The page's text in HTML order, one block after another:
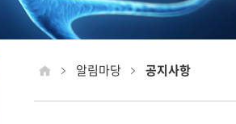
알림마당 공지사항